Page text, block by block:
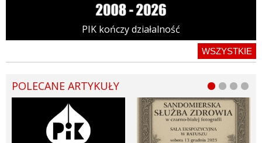
PIK kończy działalność
WSZYSTKIE
POLECANE ARTYKUŁY